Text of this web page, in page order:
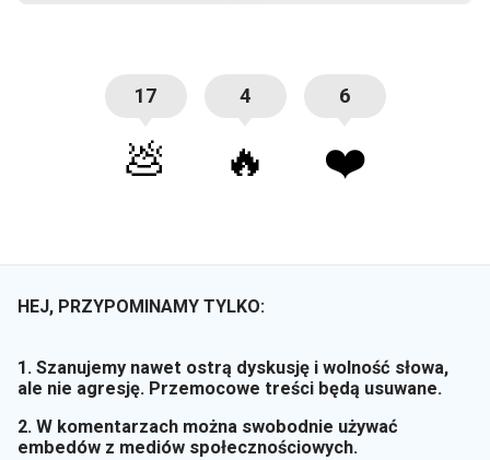
17
💩
4
🔥
6
❤️
HEJ, PRZYPOMINAMY TYLKO:
1. Szanujemy nawet ostrą dyskusję i wolność słowa,
ale nie agresję. Przemocowe treści będą usuwane.
2. W komentarzach można swobodnie używać
embedów z mediów społecznościowych.